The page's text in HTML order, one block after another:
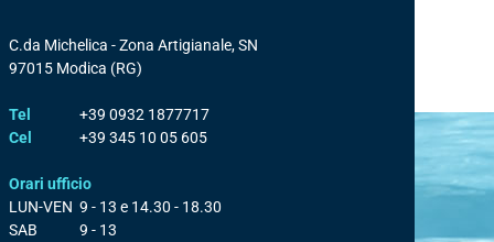
C.da Michelica - Zona Artigianale, SN
97015 Modica (RG)
Tel
+39 0932 1877717
Cel
+39 345 10 05 605
Orari ufficio
LUN-VEN 9 - 13 e 14.30 - 18.30
SAB
9 - 13